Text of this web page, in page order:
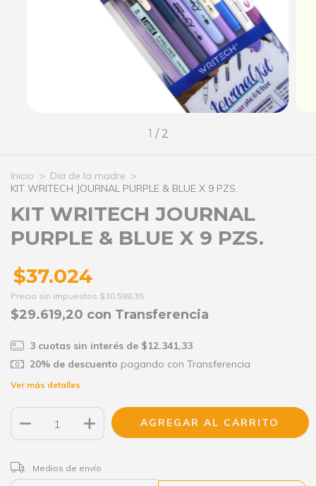
1 / 2
Inicio > Dia de la madre >
KIT WRITECH JOURNAL PURPLE & BLUE X 9 PZS.
KIT WRITECH JOURNAL
PURPLE & BLUE X 9 PZS.
$37.024
Precio sin impuestos $30.598,35
$29.619,20 con Transferencia
3 cuotas sin interés de $12.341,33
20% de descuento pagando con Transferencia
Ver más detalles
Entregas para el CP:
Medios de envío